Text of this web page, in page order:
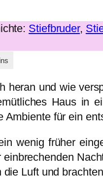
Stiefbruder,
heran und wie
Haus in
Ambiente für ein
wenig früher
Luft und